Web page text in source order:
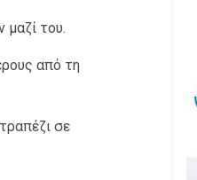
μαζί του.
από τη
σε